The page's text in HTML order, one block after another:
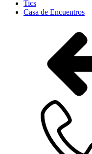
Tics
Casa de Encuentros